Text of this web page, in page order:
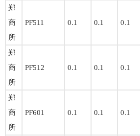
郑
商
所
PF511 0.1 0.1 0.1
郑
商
所
PF512 0.1 0.1 0.1
郑
商
所
PF601 0.1 0.1 0.1